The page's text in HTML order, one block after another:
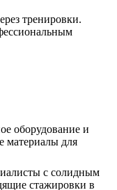
тренировки.
оборудование и
материалы для
с солидным
стажировки в